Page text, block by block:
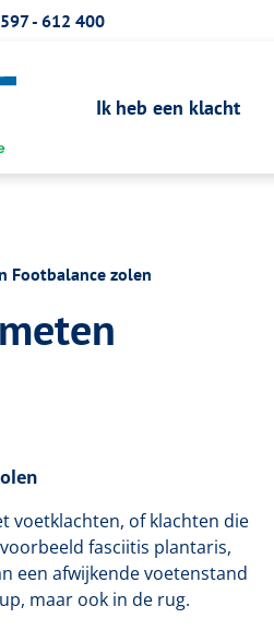
- 612 400
Ik heb een klacht
Footbalance zolen
voetklachten, of klachten die
fasciitis plantaris,
een afwijkende voetenstand
maar ook in de rug.